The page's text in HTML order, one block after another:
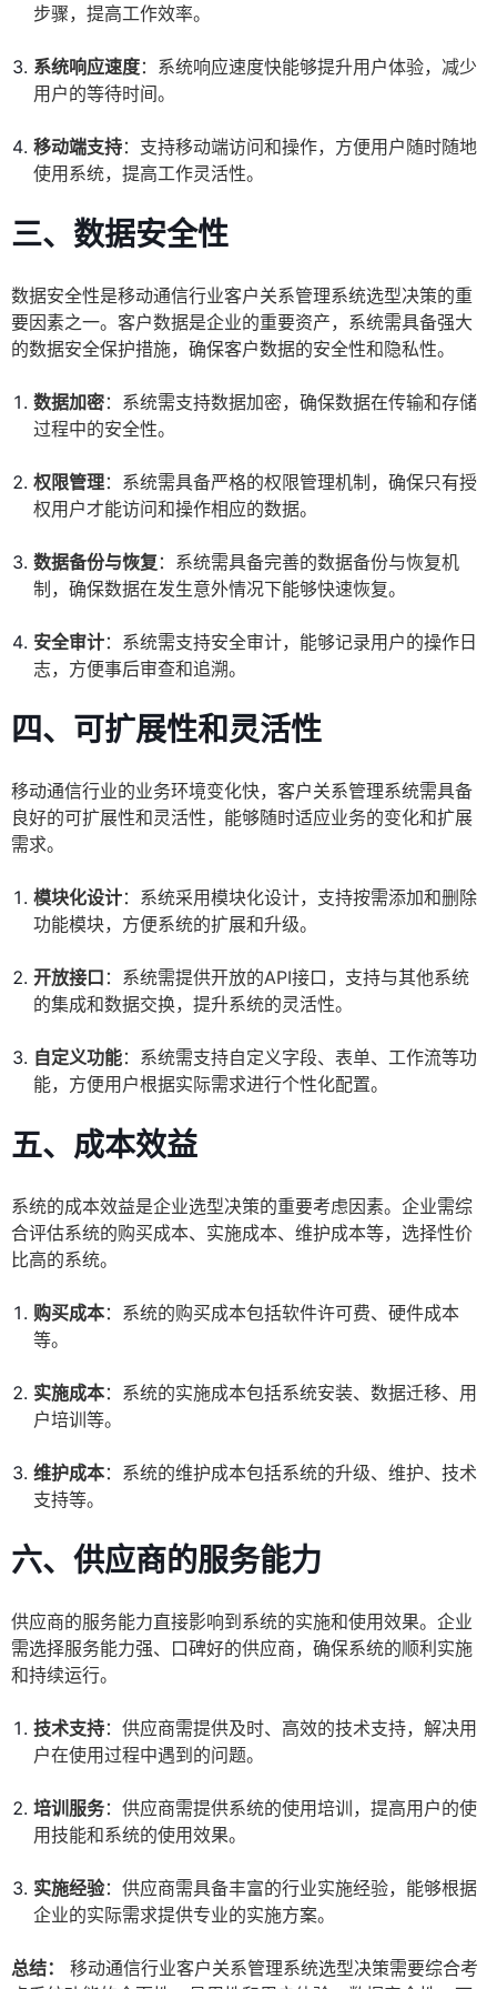
步骤，提高工作效率。
系统响应速度：系统响应速度快能够提升用户体验，减少
用户的等待时间。
移动端支持：支持移动端访问和操作，方便用户随时随地
使用系统，提高工作灵活性。
三、数据安全性
数据安全性是移动通信行业客户关系管理系统选型决策的重
要因素之一。客户数据是企业的重要资产，系统需具备强大
的数据安全保护措施，确保客户数据的安全性和隐私性。
数据加密：系统需支持数据加密，确保数据在传输和存储
过程中的安全性。
权限管理：系统需具备严格的权限管理机制，确保只有授
权用户才能访问和操作相应的数据。
数据备份与恢复 ：系统需具备完善的数据备份与恢复机
制，确保数据在发生意外情况下能够快速恢复。
安全审计：系统需支持安全审计，能够记录用户的操作日
志，方便事后审查和追溯。
四、可扩展性和灵活性
移动通信行业的业务环境变化快，客户关系管理系统需具备
良好的可扩展性和灵活性，能够随时适应业务的变化和扩展
需求。
模块化设计：系统采用模块化设计，支持按需添加和删除
功能模块，方便系统的扩展和升级。
开放接口 ：系统需提供开放的API接口，支持与其他系统
的集成和数据交换，提升系统的灵活性。
自定义功能：系统需支持自定义字段、表单、工作流等功
能，方便用户根据实际需求进行个性化配置。
五、成本效益
系统的成本效益是企业选型决策的重要考虑因素。企业需综
合评估系统的购买成本、实施成本、维护成本等，选择性价
比高的系统。
购买成本：系统的购买成本包括软件许可费、硬件成本
等。
实施成本：系统的实施成本包括系统安装、数据迁移、用
户培训等。
维护成本：系统的维护成本包括系统的升级、维护、技术
支持等。
六、供应商的服务能力
供应商的服务能力直接影响到系统的实施和使用效果。企业
需选择服务能力强、口碑好的供应商，确保系统的顺利实施
和持续运行。
技术支持：供应商需提供及时、高效的技术支持，解决用
户在使用过程中遇到的问题。
培训服务：供应商需提供系统的使用培训，提高用户的使
用技能和系统的使用效果。
实施经验：供应商需具备丰富的行业实施经验，能够根据
企业的实际需求提供专业的实施方案。
总结：
移动通信行业客户关系管理系统选型决策需要综合考